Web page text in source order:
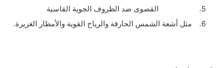
القصوى ضد الظروف الجوية القاسية
مثل أشعة الشمس الحارقة والرياح القوية والأمطار الغزيرة.